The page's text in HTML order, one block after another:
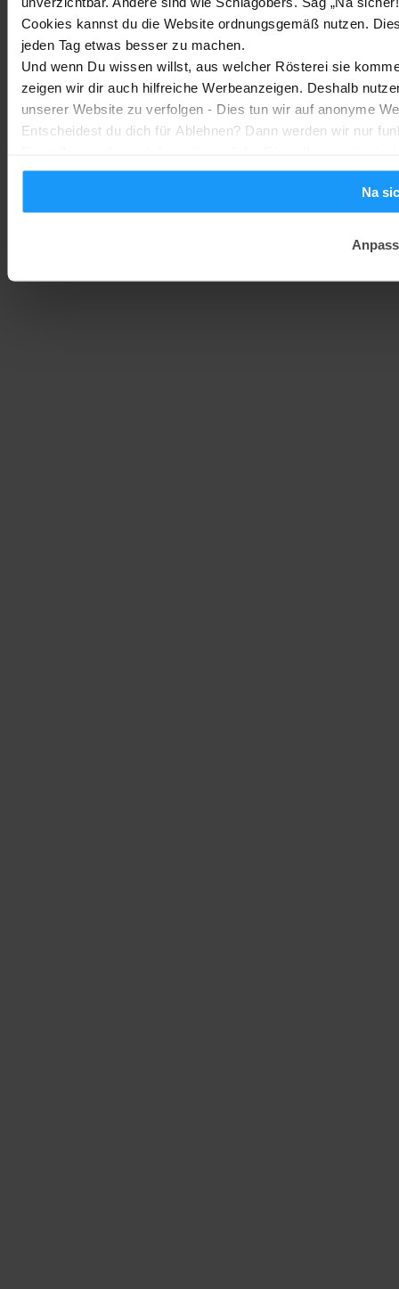
Cookies kannst du die Website ordnungsgemäß nutzen.
jeden Tag etwas besser zu machen.
Und wenn Du wissen willst, aus welcher Rösterei sie
zeigen wir dir auch hilfreiche Werbeanzeigen. Deshalb
unserer Website zu verfolgen - Dies tun wir auf anonyme
Entscheidest du dich für Ablehnen? Dann werden wir nur
Na
Homematic IP Kamera: Die neue Kamerafamilie im Überblick
Smarte Sicherheit Marc - 1. August 2026
MEHR LADEN